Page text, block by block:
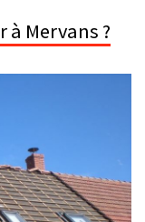
Mervans ?